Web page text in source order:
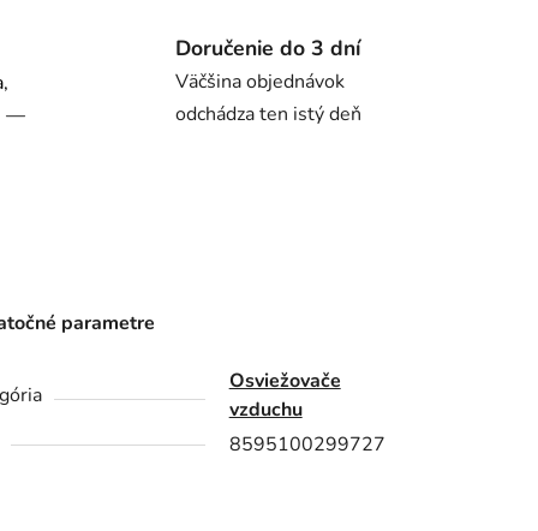
—
Doručenie do 3 dní
Väčšina objednávok
odchádza ten istý deň
parametre
Osviežovače
vzduchu
8595100299727